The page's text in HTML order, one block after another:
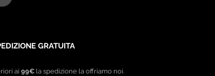
GRATUITA
ai 99€la spedizione la offriamo noi.